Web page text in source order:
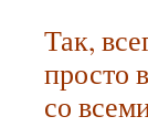
Так,
просто
со